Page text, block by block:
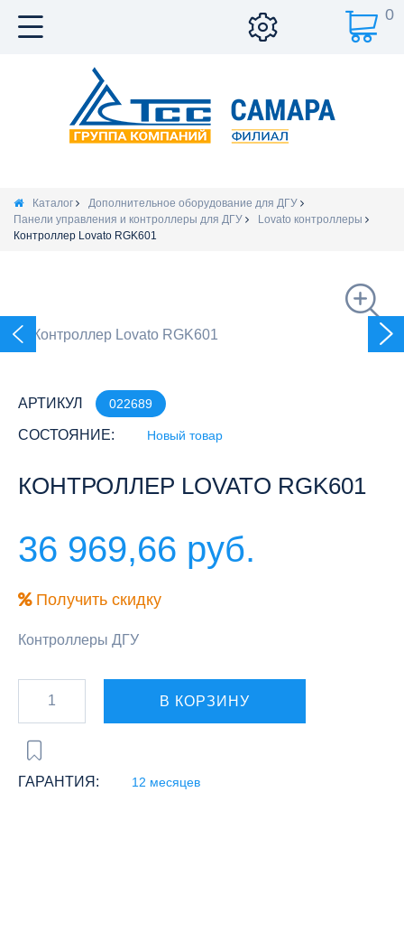
0
Каталог
Дополнительное оборудование для ДГУ
Панели управления и контроллеры для ДГУ
Lovato контроллеры
Контроллер Lovato RGK601
АРТИКУЛ 022689
СОСТОЯНИЕ: Новый товар
КОНТРОЛЛЕР LOVATO RGK601
36 969,66 руб.
Получить скидку
Контроллеры ДГУ
В КОРЗИНУ
ГАРАНТИЯ: 12 месяцев